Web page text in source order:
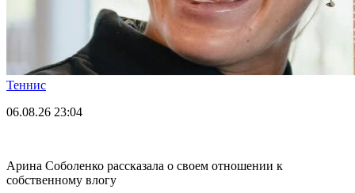
Теннис
06.08.26 23:04
Арина Соболенко рассказала о своем отношении к
собственному влогу